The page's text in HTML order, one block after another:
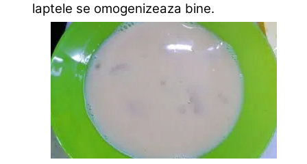
laptele se omogenizeaza bine.